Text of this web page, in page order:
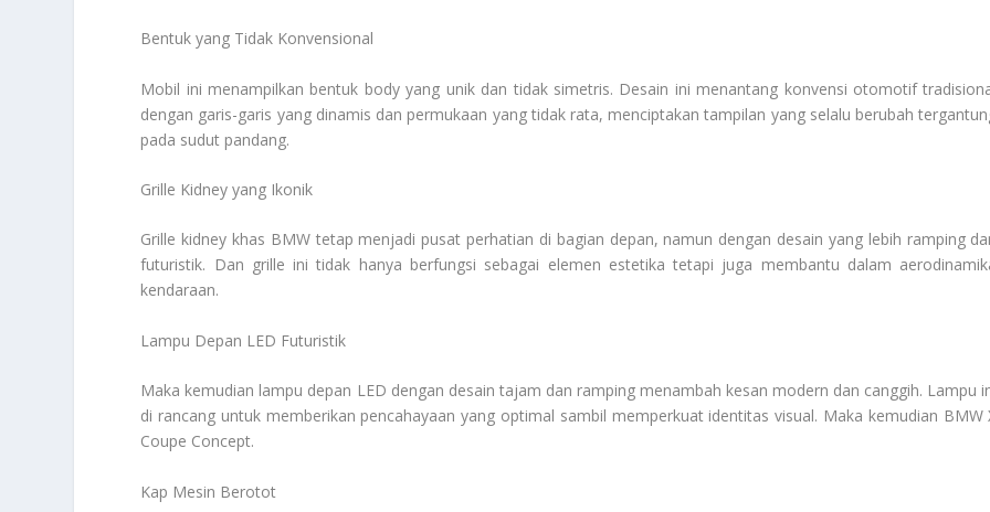
Bentuk yang Tidak Konvensional
Mobil ini menampilkan bentuk body yang unik dan tidak simetris. Desain ini menantang konvensi otomotif
dengan garis-garis yang dinamis dan permukaan yang tidak rata, menciptakan tampilan yang selalu berubah
pada sudut pandang.
Grille Kidney yang Ikonik
Grille kidney khas BMW tetap menjadi pusat perhatian di bagian depan, namun dengan desain yang lebih ramping
futuristik. Dan grille ini tidak hanya berfungsi sebagai elemen estetika tetapi juga membantu dalam
kendaraan.
Lampu Depan LED Futuristik
Maka kemudian lampu depan LED dengan desain tajam dan ramping menambah kesan modern dan canggih. Lampu
di rancang untuk memberikan pencahayaan yang optimal sambil memperkuat identitas visual. Maka kemudian BMW
Coupe Concept.
Kap Mesin Berotot